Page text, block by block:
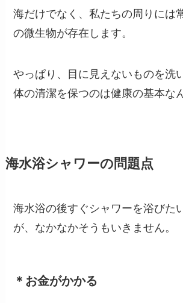
海だけでなく、私たちの周りには
の微生物が存在します。
やっぱり、目に見えないものを洗
体の清潔を保つのは健康の基本な
海水浴シャワーの問題点
海水浴の後すぐシャワーを浴びた
が、なかなかそうもいきません。
＊お金がかかる